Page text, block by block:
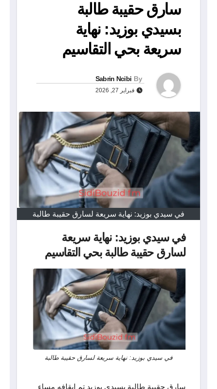
سارق حقيبة طالبة
بسيدي بوزيد: نهاية
سريعة بحي التقاسيم
By
Sabrin Ncibi
فبراير 27, 2026
في سيدي بوزيد: نهاية سريعة لسارق حقيبة طالبة
في سيدي بوزيد: نهاية سريعة
لسارق حقيبة طالبة بحي التقاسيم
في سيدي بوزيد: نهاية سريعة لسارق حقيبة طالبة
سارق حقيبة طالبة بسيدي بوزيد تم إيقافه مساء